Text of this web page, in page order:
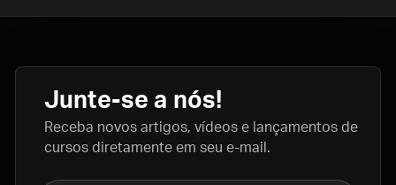
Junte-se a nós!
Receba novos artigos, vídeos e lançamentos de
cursos diretamente em seu e-mail.